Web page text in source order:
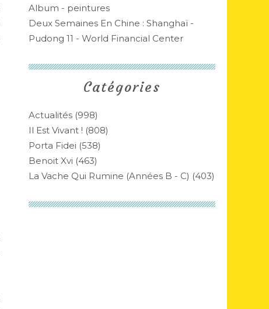
Catégories
Actualités (998)
Il Est Vivant ! (808)
Porta Fidei (538)
Benoit Xvi (463)
La Vache Qui Rumine (années B - C) (403)
Album - peintures
Deux Semaines En Chine : Shanghaï -
Pudong 11 - World Financial Center